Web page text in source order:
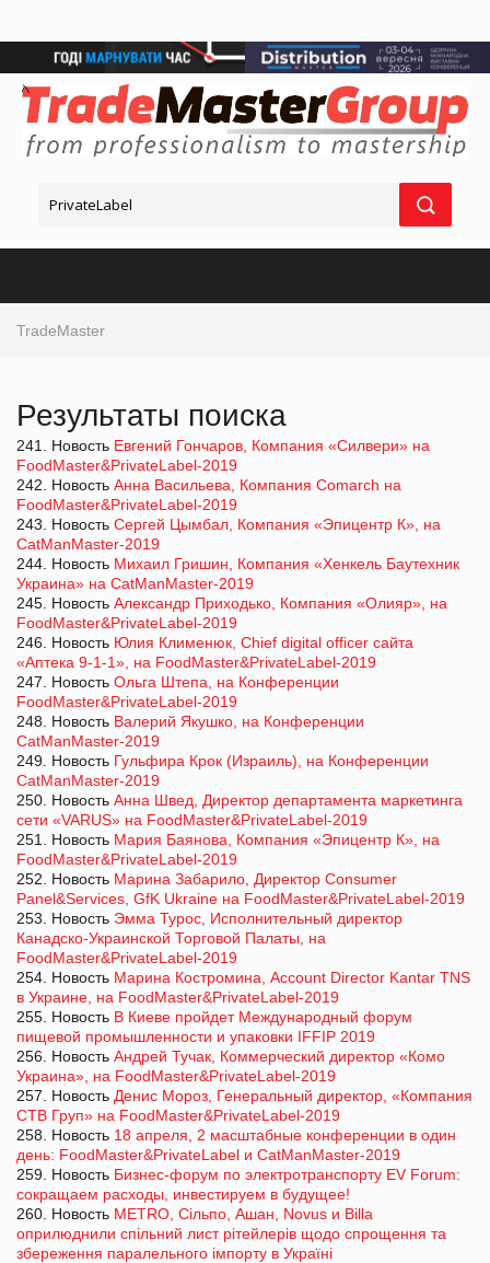
TradeMaster
Результаты поиска
241. Новость Евгений Гончаров, Компания «Силвери» на
FoodMaster&PrivateLabel-2019
242. Новость Анна Васильева, Компания Comarch на
FoodMaster&PrivateLabel-2019
243. Новость Сергей Цымбал, Компания «Эпицентр К», на
CatManMaster-2019
244. Новость Михаил Гришин, Компания «Хенкель Баутехник
Украина» на CatManMaster-2019
245. Новость Александр Приходько, Компания «Олияр», на
FoodMaster&PrivateLabel-2019
246. Новость Юлия Клименюк, Chief digital officer сайта
«Аптека 9-1-1», на FoodMaster&PrivateLabel-2019
247. Новость Ольга Штепа, на Конференции
FoodMaster&PrivateLabel-2019
248. Новость Валерий Якушко, на Конференции
CatManMaster-2019
249. Новость Гульфира Крок (Израиль), на Конференции
CatManMaster-2019
250. Новость Анна Швед, Директор департамента маркетинга
сети «VARUS» на FoodMaster&PrivateLabel-2019
251. Новость Мария Баянова, Компания «Эпицентр К», на
FoodMaster&PrivateLabel-2019
252. Новость Марина Забарило, Директор Consumer
Panel&Services, GfK Ukraine на FoodMaster&PrivateLabel-2019
253. Новость Эмма Турос, Исполнительный директор
Канадско-Украинской Торговой Палаты, на
FoodMaster&PrivateLabel-2019
254. Новость Марина Костромина, Account Director Kantar TNS
в Украине, на FoodMaster&PrivateLabel-2019
255. Новость В Киеве пройдет Международный форум
пищевой промышленности и упаковки IFFIP 2019
256. Новость Андрей Тучак, Коммерческий директор «Комо
Украина», на FoodMaster&PrivateLabel-2019
257. Новость Денис Мороз, Генеральный директор, «Компания
СТВ Груп» на FoodMaster&PrivateLabel-2019
258. Новость 18 апреля, 2 масштабные конференции в один
день: FoodMaster&PrivateLabel и CatManMaster-2019
259. Новость Бизнес-форум по электротранспорту EV Forum:
сокращаем расходы, инвестируем в будущее!
260. Новость METRO, Сiльпо, Ашан, Novus и Billa
оприлюднили спільний лист рітейлерів щодо спрощення та
збереження паралельного імпорту в Україні